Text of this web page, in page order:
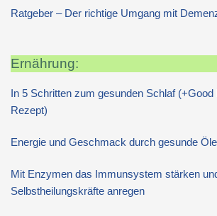
Ratgeber – Der richtige Umgang mit
Ernährung:
In 5 Schritten zum gesunden Schlaf (+Good
Rezept)
Energie und Geschmack durch gesunde Öle
Mit Enzymen das Immunsystem stärken
Selbstheilungskräfte anregen